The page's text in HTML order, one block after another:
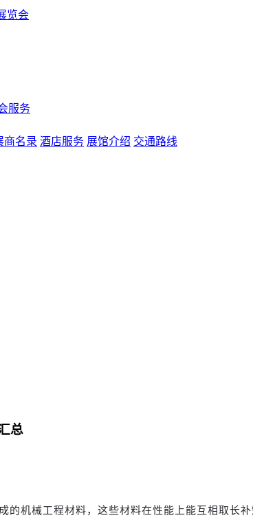
服务
商名录 酒店服务 展馆介绍 交通路线
总
的机械工程材料，这些材料在性能上能互相取长